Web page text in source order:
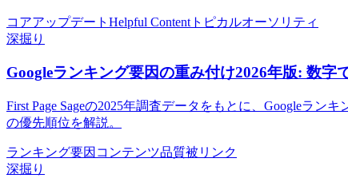
コアアップデート Helpful Content トピカルオーソリティ
深掘り
Googleランキング要因の重み付け2026年版: 数字
First Page Sageの2025年調査データをもとに、Googleラ
の優先順位を解説。
ランキング要因 コンテンツ品質被リンク
深掘り